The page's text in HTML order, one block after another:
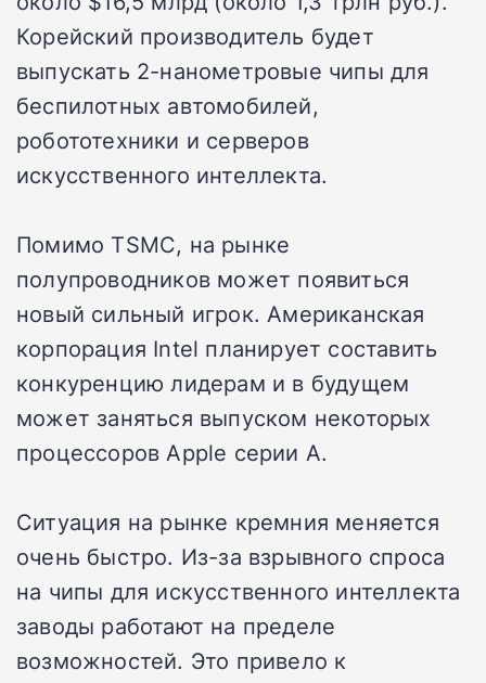
Корейский производитель будет
выпускать 2-нанометровые чипы для
беспилотных автомобилей,
робототехники и серверов
искусственного интеллекта.
Помимо TSMC, на рынке
полупроводников может появиться
новый сильный игрок. Американская
корпорация Intel планирует составить
конкуренцию лидерам и в будущем
может заняться выпуском некоторых
процессоров Apple серии A.
Ситуация на рынке кремния меняется
очень быстро. Из-за взрывного спроса
на чипы для искусственного интеллекта
заводы работают на пределе
возможностей. Это привело к